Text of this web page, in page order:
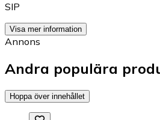
SIP
Visa mer information
Annons
Andra populära
Hoppa över innehållet